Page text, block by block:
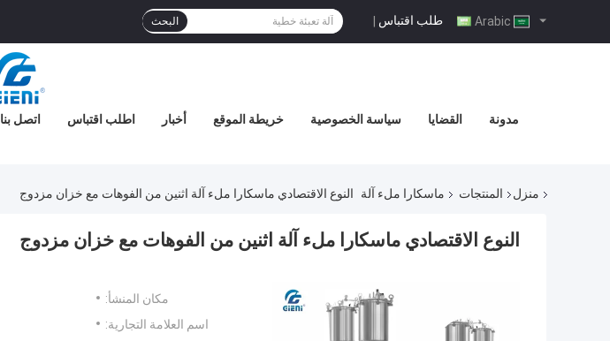
طلب اقتباس | البحث
اتصل بنا اطلب اقتباس أخبار خريطة الموقع سياسة الخصوصية القضايا مدونة
منزل المنتجات ماسكارا ملء آلة النوع الاقتصادي ماسكارا ملء آلة اثنين من الفوهات مع خزان مزدوج
النوع الاقتصادي ماسكارا ملء آلة اثنين من الفوهات مع خزان مزدوج
مكان المنشأ:
اسم العلامة التجارية: